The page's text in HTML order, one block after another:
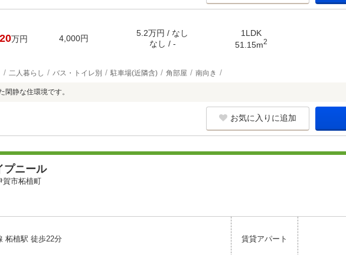
万円 4,000円
5.2万円 / なし
なし / -
1LDK
51.15m2
二人暮らし バス・トイレ別 駐車場(近隣含) 角部屋 南向き
閑静な住環境です。
お気に入りに追加
プニール
賀市柘植町
柘植駅 徒歩22分 賃貸アパート